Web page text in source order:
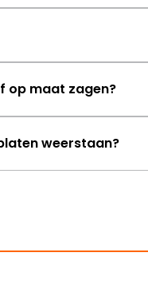
op maat zagen?
weerstaan?